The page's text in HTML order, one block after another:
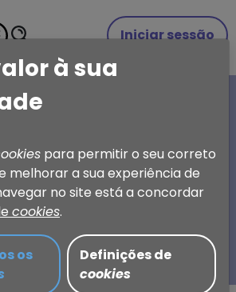
Iniciar sessão
Participativo
à sua
para permitir o seu correto
melhorar a sua experiência de
no site está a concordar
cookies.
os
Definições de
cookies